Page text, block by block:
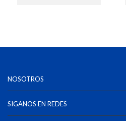
NOSOTROS
SIGANOS EN REDES